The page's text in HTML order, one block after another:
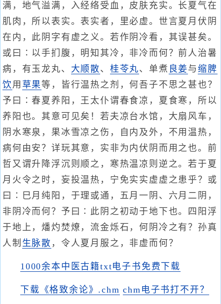
满，地气溢满，入经络受血，皮肤充实。长夏气在
肌肉，所以表实。表实者，里必虚。世言夏月伏阴
在内，此阴字有虚之义。若作阴冷看，其误甚矣。
或曰∶以手扪腹，明知其冷，非冷而何？前人治暑
病，有玉龙丸、 大顺散、 桂苓丸、单煮 良姜与缩脾
饮 用 草果等，皆行温热之剂，何吾子不思之甚也？
予曰∶春夏养阳，王太仆谓春食凉，夏食寒，所以
养阳也。其意可见矣！若夫凉台水馆，大扇风车，
阴水寒泉，果冰雪凉之伤，自内及外，不用温热，
病何由安？详玩其意，实非为内伏阴而用之也。前
哲又谓升降浮沉则顺之，寒热温凉则逆之。若于夏
月火令之时，妄投温热，宁免实实虚虚之患乎？或
曰∶巳月纯阳，于理或通，五月一阴、六月二阴，
非阴冷而何？予曰∶此阴之初动于地下也。四阳浮
于地上，燔灼焚燎，流金烁石，何阴冷之有？孙真
人制 生脉散 ，令人夏月服之，非虚而何？
1000余本中医古籍txt电子书免费下载
下载《格致余论》.chm chm电子书打不开？